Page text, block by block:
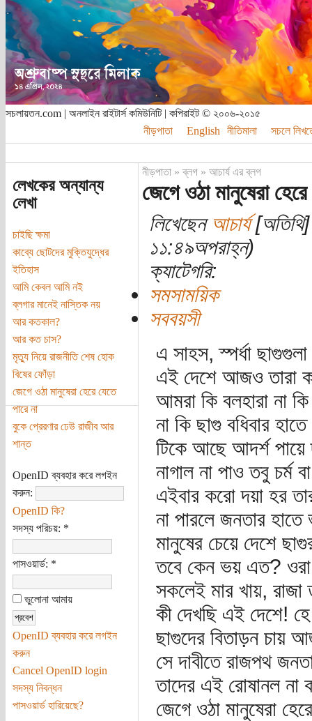
সচলায়তন.com | অনলাইন রাইটার্স কমিউনিটি | কপিরাইট © ২০০৬-২০১৫
নীড়পাতা
English নীতিমালা সচলে
লেখকের অন্যান্য
লেখা
চাইছি ক্ষমা
কাব্যে ছোটদের মুক্তিযুদ্ধের
ইতিহাস
আমি কেবল আমি নই
ব্লগার মানেই নাস্তিক নয়
আর কতকাল?
আর কত চাস?
মৃত্যু নিয়ে রাজনীতি শেষ হোক
বিষের ফোঁড়া
জেগে ওঠা মানুষেরা হেরে যেতে
পারে না
বুকে প্রেরণার ঢেউ রাজীব আর
শান্ত
OpenID ব্যবহার করে লগইন
করুন:
OpenID কি?
সদস্য পরিচয়: *
পাসওয়ার্ড: *
ভুলোনা আমায়
OpenID ব্যবহার করে লগইন
করুন
Cancel OpenID login
সদস্য নিবন্ধন
পাসওয়ার্ড হারিয়েছে?
নীড়পাতা»ব্লগ» আচার্য এর ব্লগ
জেগে ওঠা মানুষেরা
লিখেছেন আচার্য
১১:৪৯অপরাহ্ন)
ক্যাটেগরি:
সমসাময়িক
সববয়সী
এ সাহস, স্পর্ধা
এই দেশে আজও তারা
আমরা কি বলহারা না
না কি ছাগু বধিবার
টিকে আছে আদর্শ পায়ে
নাগাল না পাও তবু চর্ম
এইবার করো দয়া হর
না পারলে জনতার
মানুষের চেয়ে দেশে
তবে কেন ভয় এত?
সকলেই মার খায়, রাজা
কী দেখছি এই দেশে!
ছাগুদের বিতাড়ন চায়
সে দাবীতে রাজপথ
তাদের এই রোষানল না
জেগে ওঠা মানুষেরা